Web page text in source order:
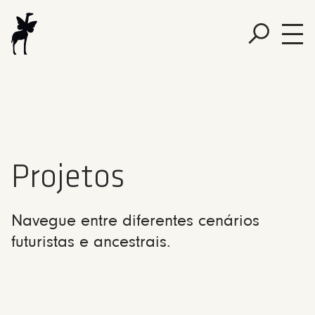
Projetos
Navegue entre diferentes cenários
futuristas e ancestrais.